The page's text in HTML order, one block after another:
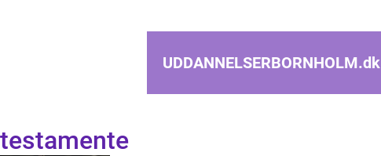
UDDANNELSERBORNHOLM.dk
testamente